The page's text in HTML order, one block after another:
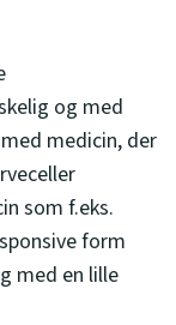
og med
medicin, der
som f.eks.
form
med en lille